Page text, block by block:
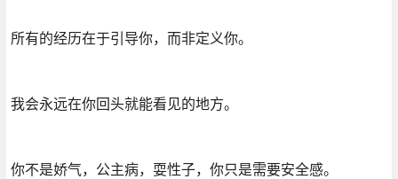
所有的经历在于引导你，而非定义你。
我会永远在你回头就能看见的地方。
你不是娇气，公主病，耍性子，你只是需要安全感。